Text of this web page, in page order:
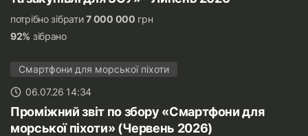
потрібно зібрати7 000 000 грн
92% зібрано
Смартфони для морської піхоти
06.07.26 14:34
Проміжний звіт по збору «Смартфони для
морської піхоти» (Червень 2026)